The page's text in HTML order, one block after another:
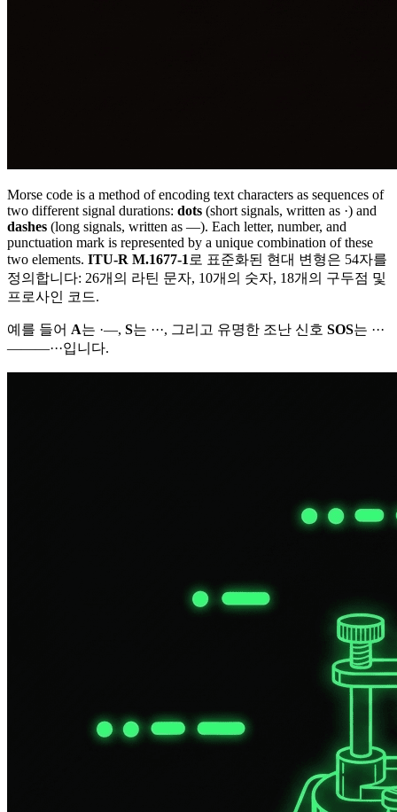
Morse code is a method of encoding text characters as sequences of
two different signal durations: dots (short signals, written as ·) and
dashes (long signals, written as —). Each letter, number, and
punctuation mark is represented by a unique combination of these
two elements. ITU-R M.1677-1 로 표준화된 현대 변형은 54자를
정의합니다: 26개의 라틴 문자, 10개의 숫자, 18개의 구두점 및
프로사인 코드.
예를 들어 A는 ·—, S는 ···, 그리고 유명한 조난 신호 SOS는 ···
———···입니다.